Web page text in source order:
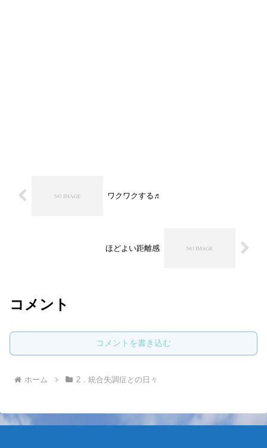
ワクワクする♬
ほどよい距離感
コメント
コメントを書き込む
ホーム 2．統合失調症との日々